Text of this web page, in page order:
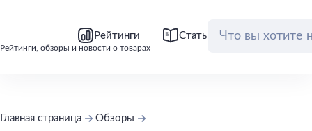
Рейтинги, обзоры и новости о товарах
Рейтинги Статьи Обзоры
Главная страница
Обзоры